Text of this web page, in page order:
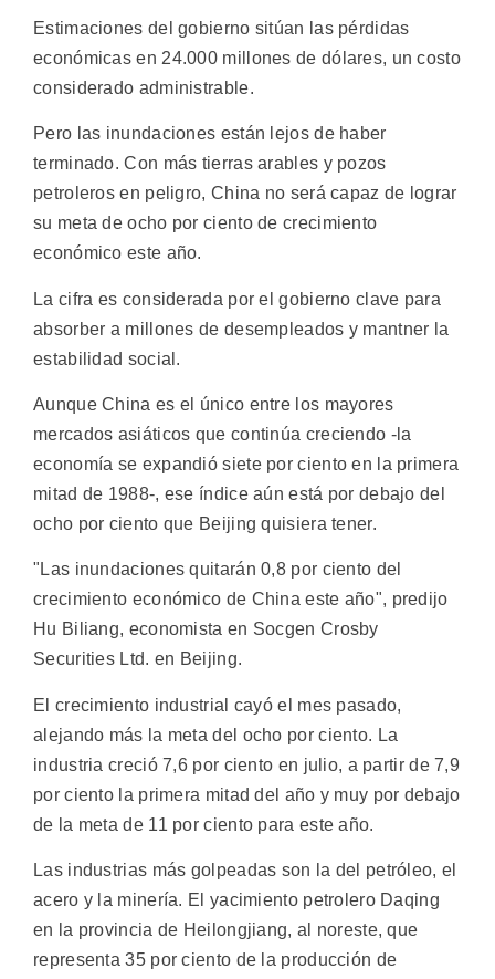
Estimaciones del gobierno sitúan las pérdidas
económicas en 24.000 millones de dólares, un costo
considerado administrable.
Pero las inundaciones están lejos de haber
terminado. Con más tierras arables y pozos
petroleros en peligro, China no será capaz de lograr
su meta de ocho por ciento de crecimiento
económico este año.
La cifra es considerada por el gobierno clave para
absorber a millones de desempleados y mantner la
estabilidad social.
Aunque China es el único entre los mayores
mercados asiáticos que continúa creciendo -la
economía se expandió siete por ciento en la primera
mitad de 1988-, ese índice aún está por debajo del
ocho por ciento que Beijing quisiera tener.
"Las inundaciones quitarán 0,8 por ciento del
crecimiento económico de China este año", predijo
Hu Biliang, economista en Socgen Crosby
Securities Ltd. en Beijing.
El crecimiento industrial cayó el mes pasado,
alejando más la meta del ocho por ciento. La
industria creció 7,6 por ciento en julio, a partir de 7,9
por ciento la primera mitad del año y muy por debajo
de la meta de 11 por ciento para este año.
Las industrias más golpeadas son la del petróleo, el
acero y la minería. El yacimiento petrolero Daqing
en la provincia de Heilongjiang, al noreste, que
representa 35 por ciento de la producción de